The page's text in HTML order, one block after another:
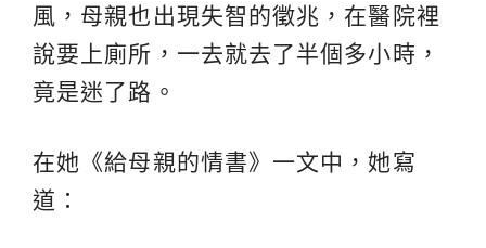
風，母親也出現失智的徵兆，在醫院裡
說要上廁所，一去就去了半個多小時，
竟是迷了路。
在她《給母親的情書》一文中，她寫
道：